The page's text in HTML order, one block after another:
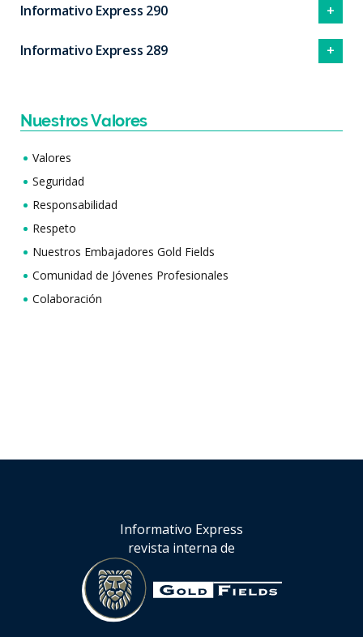
Informativo Express 290
Informativo Express 289
Nuestros Valores
Valores
Seguridad
Responsabilidad
Respeto
Nuestros Embajadores Gold Fields
Comunidad de Jóvenes Profesionales
Colaboración
Informativo Express
revista interna de